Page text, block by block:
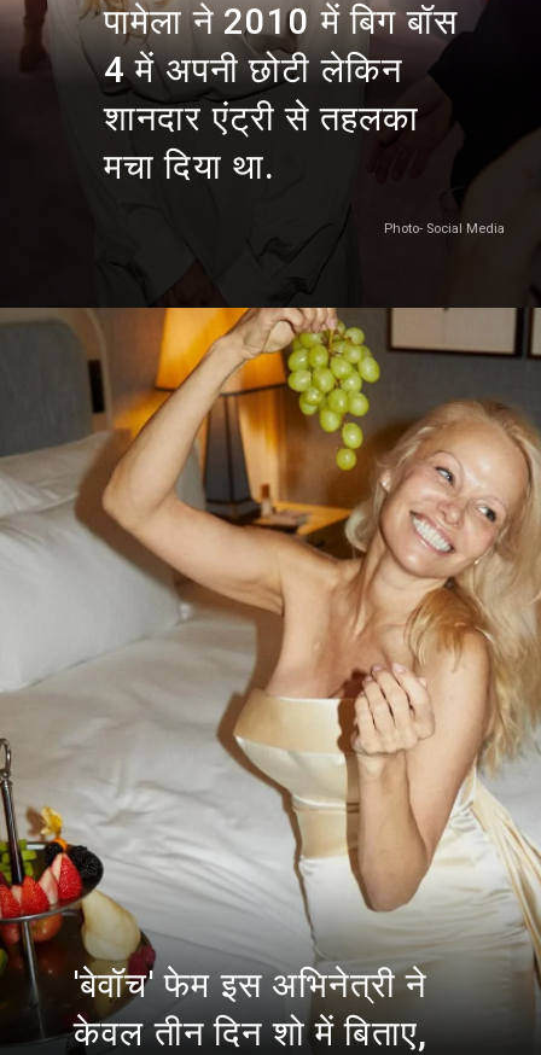
Photo- Social Media
पामेला ने 2010 में बिग बॉस
4 में अपनी छोटी लेकिन
शानदार एंट्री से तहलका
मचा दिया था.
'बेवॉच' फेम इस अभिनेत्री ने
केवल तीन दिन शो में बिताए,